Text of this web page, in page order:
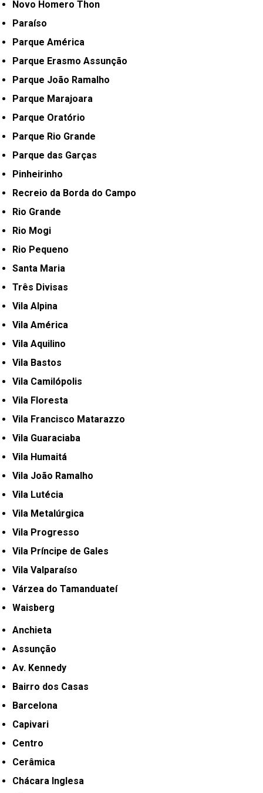
Novo Homero Thon
Paraíso
Parque América
Parque Erasmo Assunção
Parque João Ramalho
Parque Marajoara
Parque Oratório
Parque Rio Grande
Parque das Garças
Pinheirinho
Recreio da Borda do Campo
Rio Grande
Rio Mogi
Rio Pequeno
Santa Maria
Três Divisas
Vila Alpina
Vila América
Vila Aquilino
Vila Bastos
Vila Camilópolis
Vila Floresta
Vila Francisco Matarazzo
Vila Guaraciaba
Vila Humaitá
Vila João Ramalho
Vila Lutécia
Vila Metalúrgica
Vila Progresso
Vila Príncipe de Gales
Vila Valparaíso
Várzea do Tamanduateí
Waisberg
Anchieta
Assunção
Av. Kennedy
Bairro dos Casas
Barcelona
Capivari
Centro
Cerâmica
Chácara Inglesa